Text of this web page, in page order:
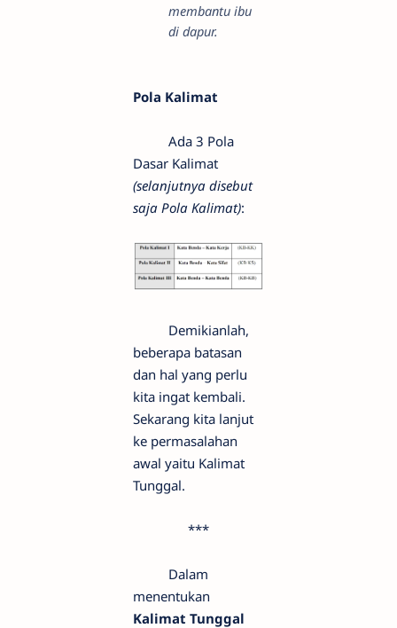
membantu ibu
di dapur.
Pola Kalimat
Ada 3 Pola
Dasar Kalimat
(selanjutnya disebut
saja Pola Kalimat):
Demikianlah,
beberapa batasan
dan hal yang perlu
kita ingat kembali.
Sekarang kita lanjut
ke permasalahan
awal yaitu Kalimat
Tunggal.
***
Dalam
menentukan
Kalimat Tunggal